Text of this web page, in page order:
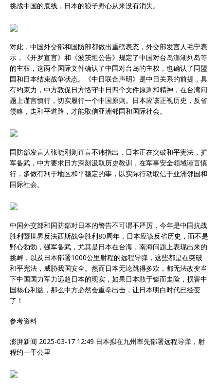
挑战中国的底线，日本的狼子野心从来没有消失。
对此，中国外交部和国防部都做出重磅表态，外交部发言人毛宁表
示，《开罗宣言》和《波茨坦公告》规定了中国对台岛澎湖列岛等
的主权，这两个国际文件确认了中国对台岛的主权，也确认了同盟
国和日本结束战争状态。《中日联合声明》是中日关系的前提，具
有约束力，中方敦促日方恪守中日四个文件原则和精神，在台湾问
题上谨言慎行，切实履行一个中国原则。日本应该正视历史，反省
侵略，走和平道路，才能取信亚洲邻国和国际社会。
国防部发言人张晓刚则直言不讳指出，日本正在突破和平宪法，扩
军备武，中方要求日方深刻汲取历史教训，在军事安全领域谨言慎
行，多做有利于地区和平稳定的事，以实际行动取信于亚洲邻国和
国际社会。
中国外交部和国防部对日本的警告不可谓不严厉，今年是中国抗战
胜利暨世界反法西斯战争胜利80周年，日本应该反省历史，而不是
野心勃勃，强军备武，尤其是日本在台海，南海问题上表现出来的
挑衅，以及日本部署1000公里射程的远程导弹，这些都是在突破
和平宪法，威胁我国安全。然而日本无论跳得多欢，都无法改变当
下中国国力军力远超日本的现实，如果日本敢于铤而走险，损害中
国核心利益，那么中方必然会重拳出击，让日本明白时代已经变
了！
参考资料
澎湃新闻 2025-03-17 12:49 日本拟在九州率先部署远程导弹，射
程约一千公里